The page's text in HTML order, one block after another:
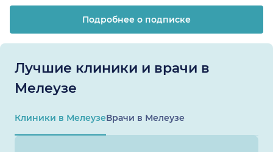
Подробнее о подписке
Лучшие клиники и врачи в
Мелеузе
Клиники в МелеузеВрачи в Мелеузе